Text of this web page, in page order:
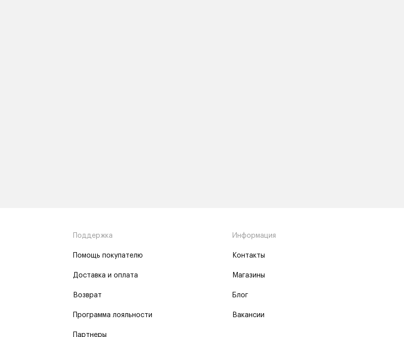
Поддержка
Помощь покупателю
Доставка и оплата
Возврат
Программа лояльности
Партнеры
Информация
Контакты
Магазины
Блог
Вакансии